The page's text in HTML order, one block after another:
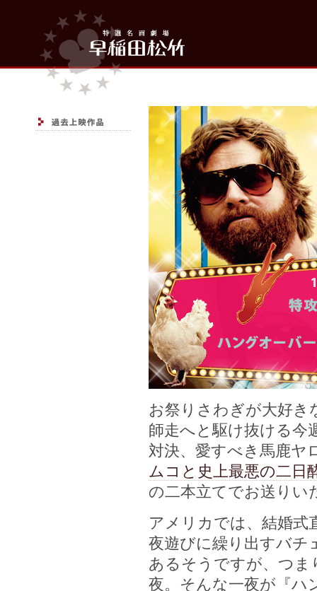
お祭りさわぎが大好き
師走へと駆け抜ける今
対決、愛すべき馬鹿ヤ
ムコと史上最悪の二日
の二本立てでお送りい
アメリカでは、結婚式
夜遊びに繰り出すバチ
あるそうですが、つ
夜。そんな一夜が『